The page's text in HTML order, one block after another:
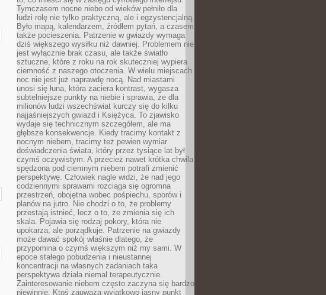
Tymczasem nocne niebo od wieków pełniło dla
ludzi rolę nie tylko praktyczną, ale i egzystencjalną.
Było mapą, kalendarzem, źródłem pytań, a czasem
także pocieszenia. Patrzenie w gwiazdy wymaga
dziś większego wysiłku niż dawniej. Problemem nie
jest wyłącznie brak czasu, ale także światło
sztuczne, które z roku na rok skuteczniej wypiera
ciemność z naszego otoczenia. W wielu miejscach
noc nie jest już naprawdę nocą. Nad miastami
unosi się łuna, która zaciera kontrast, wygasza
subtelniejsze punkty na niebie i sprawia, że dla
milionów ludzi wszechświat kurczy się do kilku
najjaśniejszych gwiazd i Księżyca. To zjawisko
wydaje się technicznym szczegółem, ale ma
głębsze konsekwencje. Kiedy tracimy kontakt z
nocnym niebem, tracimy też pewien wymiar
doświadczenia świata, który przez tysiące lat był
czymś oczywistym. A przecież nawet krótka chwila
spędzona pod ciemnym niebem potrafi zmienić
perspektywę. Człowiek nagle widzi, że nad jego
codziennymi sprawami rozciąga się ogromna
przestrzeń, obojętna wobec pośpiechu, sporów i
planów na jutro. Nie chodzi o to, że problemy
przestają istnieć, lecz o to, że zmienia się ich
skala. Pojawia się rodzaj pokory, która nie
upokarza, ale porządkuje. Patrzenie na gwiazdy
może dawać spokój właśnie dlatego, że
przypomina o czymś większym niż my sami. W
epoce stałego pobudzenia i nieustannej
koncentracji na własnych zadaniach taka
perspektywa działa niemal terapeutycznie.
Zainteresowanie niebem często zaczyna się bardzo
niewinnie. Ktoś zauważa wyjątkowo jasny punkt